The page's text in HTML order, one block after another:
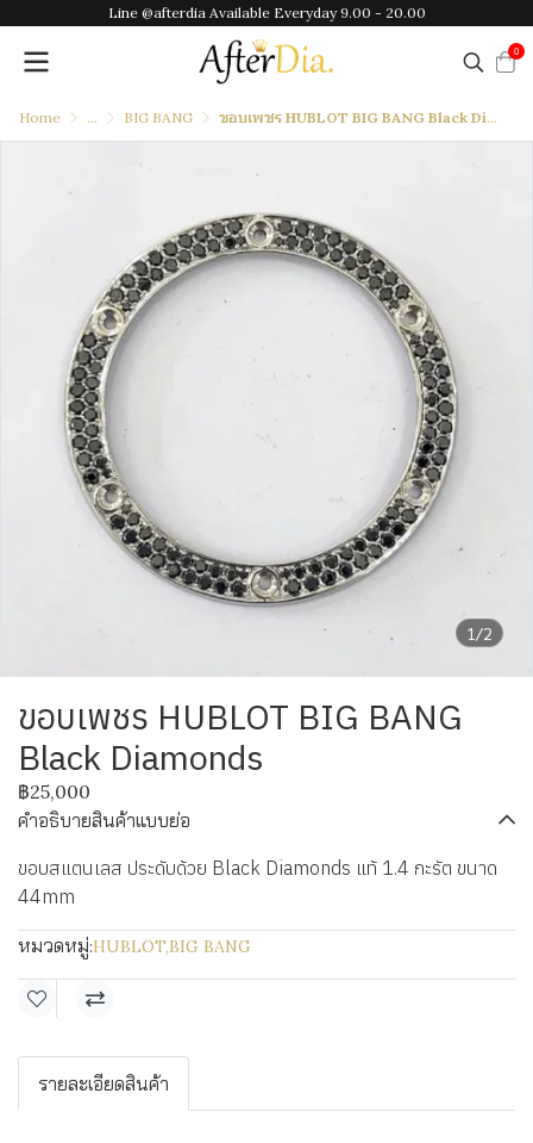
Line @afterdia Available Everyday 9.00 - 20.00
0
Home ... BIG BANG ขอบเพชร HUBLOT BIG BANG Black Diamonds
1/2
ขอบเพชร HUBLOT BIG BANG
Black Diamonds
฿25,000
คำอธิบายสินค้าแบบย่อ
ขอบสแตนเลส ประดับด้วย Black Diamonds แท้ 1.4 กะรัต ขนาด
44mm
หมวดหมู่:HUBLOT,BIG BANG
รายละเอียดสินค้า